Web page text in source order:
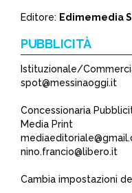
Editore: Edimemedia
PUBBLICITÀ
Istituzionale/
spot@messinaoggi.it
Concessionaria
Media Print
nino.francio@libero.it
Cambia impostazioni